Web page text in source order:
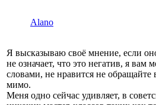
Alano
Я высказываю своё мнение, если
не означает, что это негатив, я вам
словами, не нравится не
мимо.
Меня одно сейчас удивляет, в